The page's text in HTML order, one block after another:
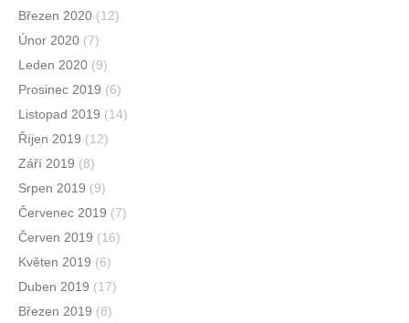
Březen 2020 (12)
Únor 2020 (7)
Leden 2020 (9)
Prosinec 2019 (6)
Listopad 2019 (14)
Říjen 2019 (12)
Září 2019 (8)
Srpen 2019 (9)
Červenec 2019 (7)
Červen 2019 (16)
Květen 2019 (6)
Duben 2019 (17)
Březen 2019 (8)